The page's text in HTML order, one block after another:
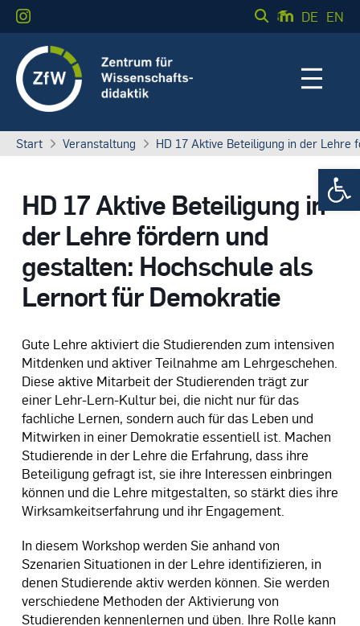
DE EN
Start Veranstaltung HD 17 Aktive Beteiligung in der
HD 17 Aktive Beteiligung in
der Lehre fördern und
gestalten: Hochschule als
Lernort für Demokratie
Gute Lehre aktiviert die Studierenden zum intensiven
Mitdenken und aktiver Teilnahme am Lehrgeschehen.
Diese aktive Mitarbeit der Studierenden trägt zur
einer Lehr-Lern-Kultur bei, die nicht nur für das
fachliche Lernen, sondern auch für das Leben und
Mitwirken in einer Demokratie essentiell ist. Machen
Studierende in der Lehre die Erfahrung, dass ihre
Beteiligung gefragt ist, sie ihre Interessen einbringen
können und die Lehre mitgestalten, so stärkt dies ihre
Wirksamkeitserfahrung und ihr Engagement.
In diesem Workshop werden Sie anhand von
Szenarien Situationen in der Lehre identifizieren, in
denen Studierende aktiv werden können. Sie werden
verschiedene Methoden der Aktivierung von
Studierenden kennenlernen und üben. Ihre Rolle kann